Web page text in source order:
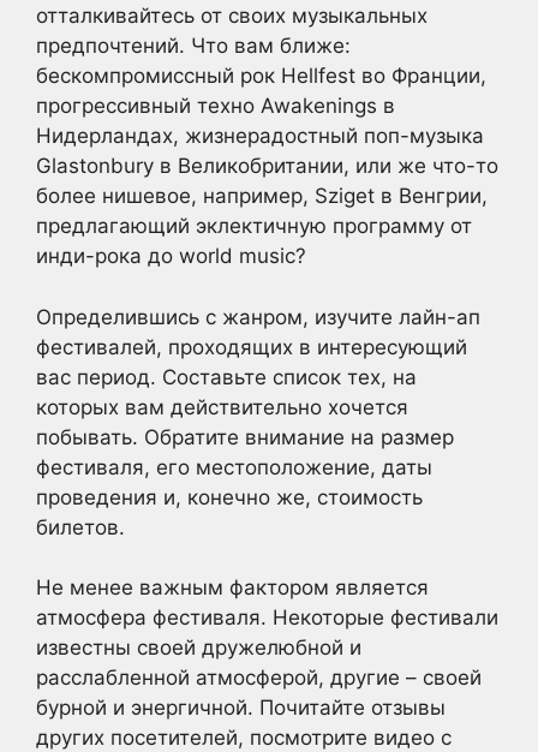
отталкивайтесь от своих музыкальных
предпочтений. Что вам ближе:
бескомпромиссный рок Hellfest во Франции,
прогрессивный техно Awakenings в
Нидерландах, жизнерадостный поп-музыка
Glastonbury в Великобритании, или же что-то
более нишевое, например, Sziget в Венгрии,
предлагающий эклектичную программу от
инди-рока до world music?
Определившись с жанром, изучите лайн-ап
фестивалей, проходящих в интересующий
вас период. Составьте список тех, на
которых вам действительно хочется
побывать. Обратите внимание на размер
фестиваля, его местоположение, даты
проведения и, конечно же, стоимость
билетов.
Не менее важным фактором является
атмосфера фестиваля. Некоторые фестивали
известны своей дружелюбной и
расслабленной атмосферой, другие – своей
бурной и энергичной. Почитайте отзывы
других посетителей, посмотрите видео с